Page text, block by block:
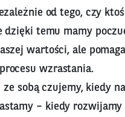
od tego, czy
dzięki temu mamy
wartości, ale
wzrastania.
sobą czujemy, kiedy
– kiedy rozwijamy